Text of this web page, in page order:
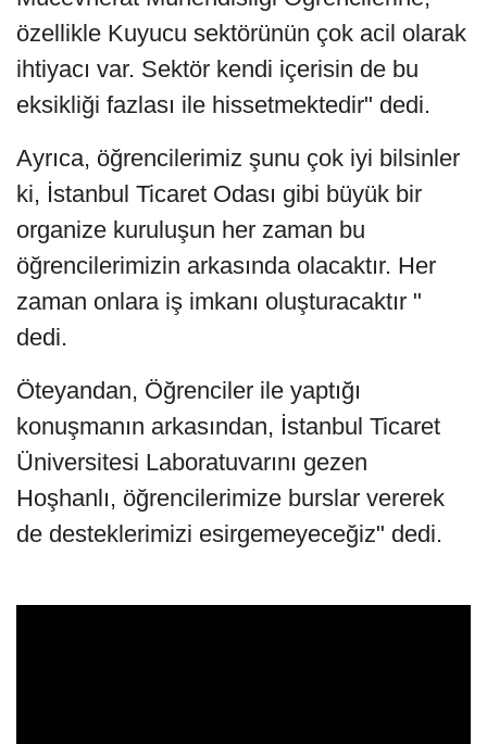
özellikle Kuyucu sektörünün çok acil olarak
ihtiyacı var. Sektör kendi içerisin de bu
eksikliği fazlası ile hissetmektedir" dedi.
Ayrıca, öğrencilerimiz şunu çok iyi bilsinler
ki, İstanbul Ticaret Odası gibi büyük bir
organize kuruluşun her zaman bu
öğrencilerimizin arkasında olacaktır. Her
zaman onlara iş imkanı oluşturacaktır "
dedi.
Öteyandan, Öğrenciler ile yaptığı
konuşmanın arkasından, İstanbul Ticaret
Üniversitesi Laboratuvarını gezen
Hoşhanlı, öğrencilerimize burslar vererek
de desteklerimizi esirgemeyeceğiz" dedi.